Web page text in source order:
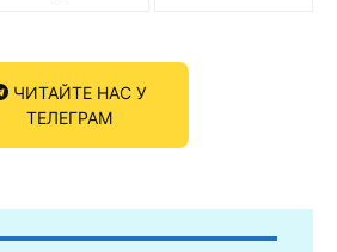
ЧИТАЙТЕ НАС У
ТЕЛЕГРАМ